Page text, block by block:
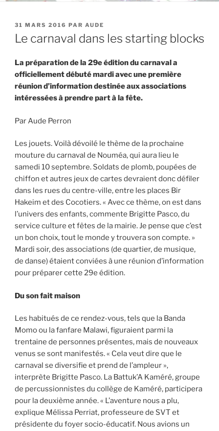
PUBLIÉ
LE
31 MARS 2016 PAR AUDE
Le carnaval dans les starting blocks
La préparation de la 29e édition du carnaval a
officiellement débuté mardi avec une première
réunion d’information destinée aux associations
intéressées à prendre part à la fête.
Par Aude Perron
Les jouets. Voilà dévoilé le thème de la prochaine
mouture du carnaval de Nouméa, qui aura lieu le
samedi 10 septembre. Soldats de plomb, poupées de
chiffon et autres jeux de cartes devraient donc défiler
dans les rues du centre-ville, entre les places Bir
Hakeim et des Cocotiers. « Avec ce thème, on est dans
l’univers des enfants, commente Brigitte Pasco, du
service culture et fêtes de la mairie. Je pense que c’est
un bon choix, tout le monde y trouvera son compte. »
Mardi soir, des associations (de quartier, de musique,
de danse) étaient conviées à une réunion d’information
pour préparer cette 29e édition.
Du son fait maison
Les habitués de ce rendez-vous, tels que la Banda
Momo ou la fanfare Malawi, figuraient parmi la
trentaine de personnes présentes, mais de nouveaux
venus se sont manifestés. « Cela veut dire que le
carnaval se diversifie et prend de l’ampleur »,
interprète Brigitte Pasco. La Battuk’A Kaméré, groupe
de percussionnistes du collège de Kaméré, participera
pour la deuxième année. « L’aventure nous a plu,
explique Mélissa Perriat, professeure de SVT et
présidente du foyer socio-éducatif. Nous avions un